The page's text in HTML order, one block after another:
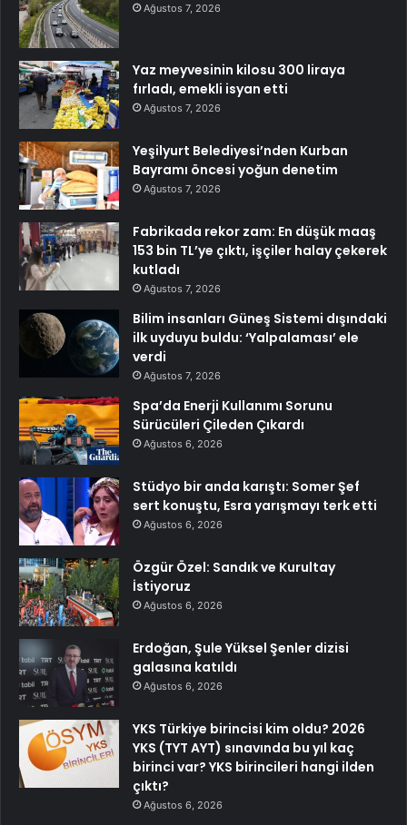
Ağustos 7, 2026
Yaz meyvesinin kilosu 300 liraya
fırladı, emekli isyan etti
Ağustos 7, 2026
Yeşilyurt Belediyesi’nden Kurban
Bayramı öncesi yoğun denetim
Ağustos 7, 2026
Fabrikada rekor zam: En düşük maaş
153 bin TL’ye çıktı, işçiler halay çekerek
kutladı
Ağustos 7, 2026
Bilim insanları Güneş Sistemi dışındaki
ilk uyduyu buldu: ‘Yalpalaması’ ele
verdi
Ağustos 7, 2026
Spa’da Enerji Kullanımı Sorunu
Sürücüleri Çileden Çıkardı
Ağustos 6, 2026
Stüdyo bir anda karıştı: Somer Şef
sert konuştu, Esra yarışmayı terk etti
Ağustos 6, 2026
Özgür Özel: Sandık ve Kurultay
İstiyoruz
Ağustos 6, 2026
Erdoğan, Şule Yüksel Şenler dizisi
galasına katıldı
Ağustos 6, 2026
YKS Türkiye birincisi kim oldu? 2026
YKS (TYT AYT) sınavında bu yıl kaç
birinci var? YKS birincileri hangi ilden
çıktı?
Ağustos 6, 2026